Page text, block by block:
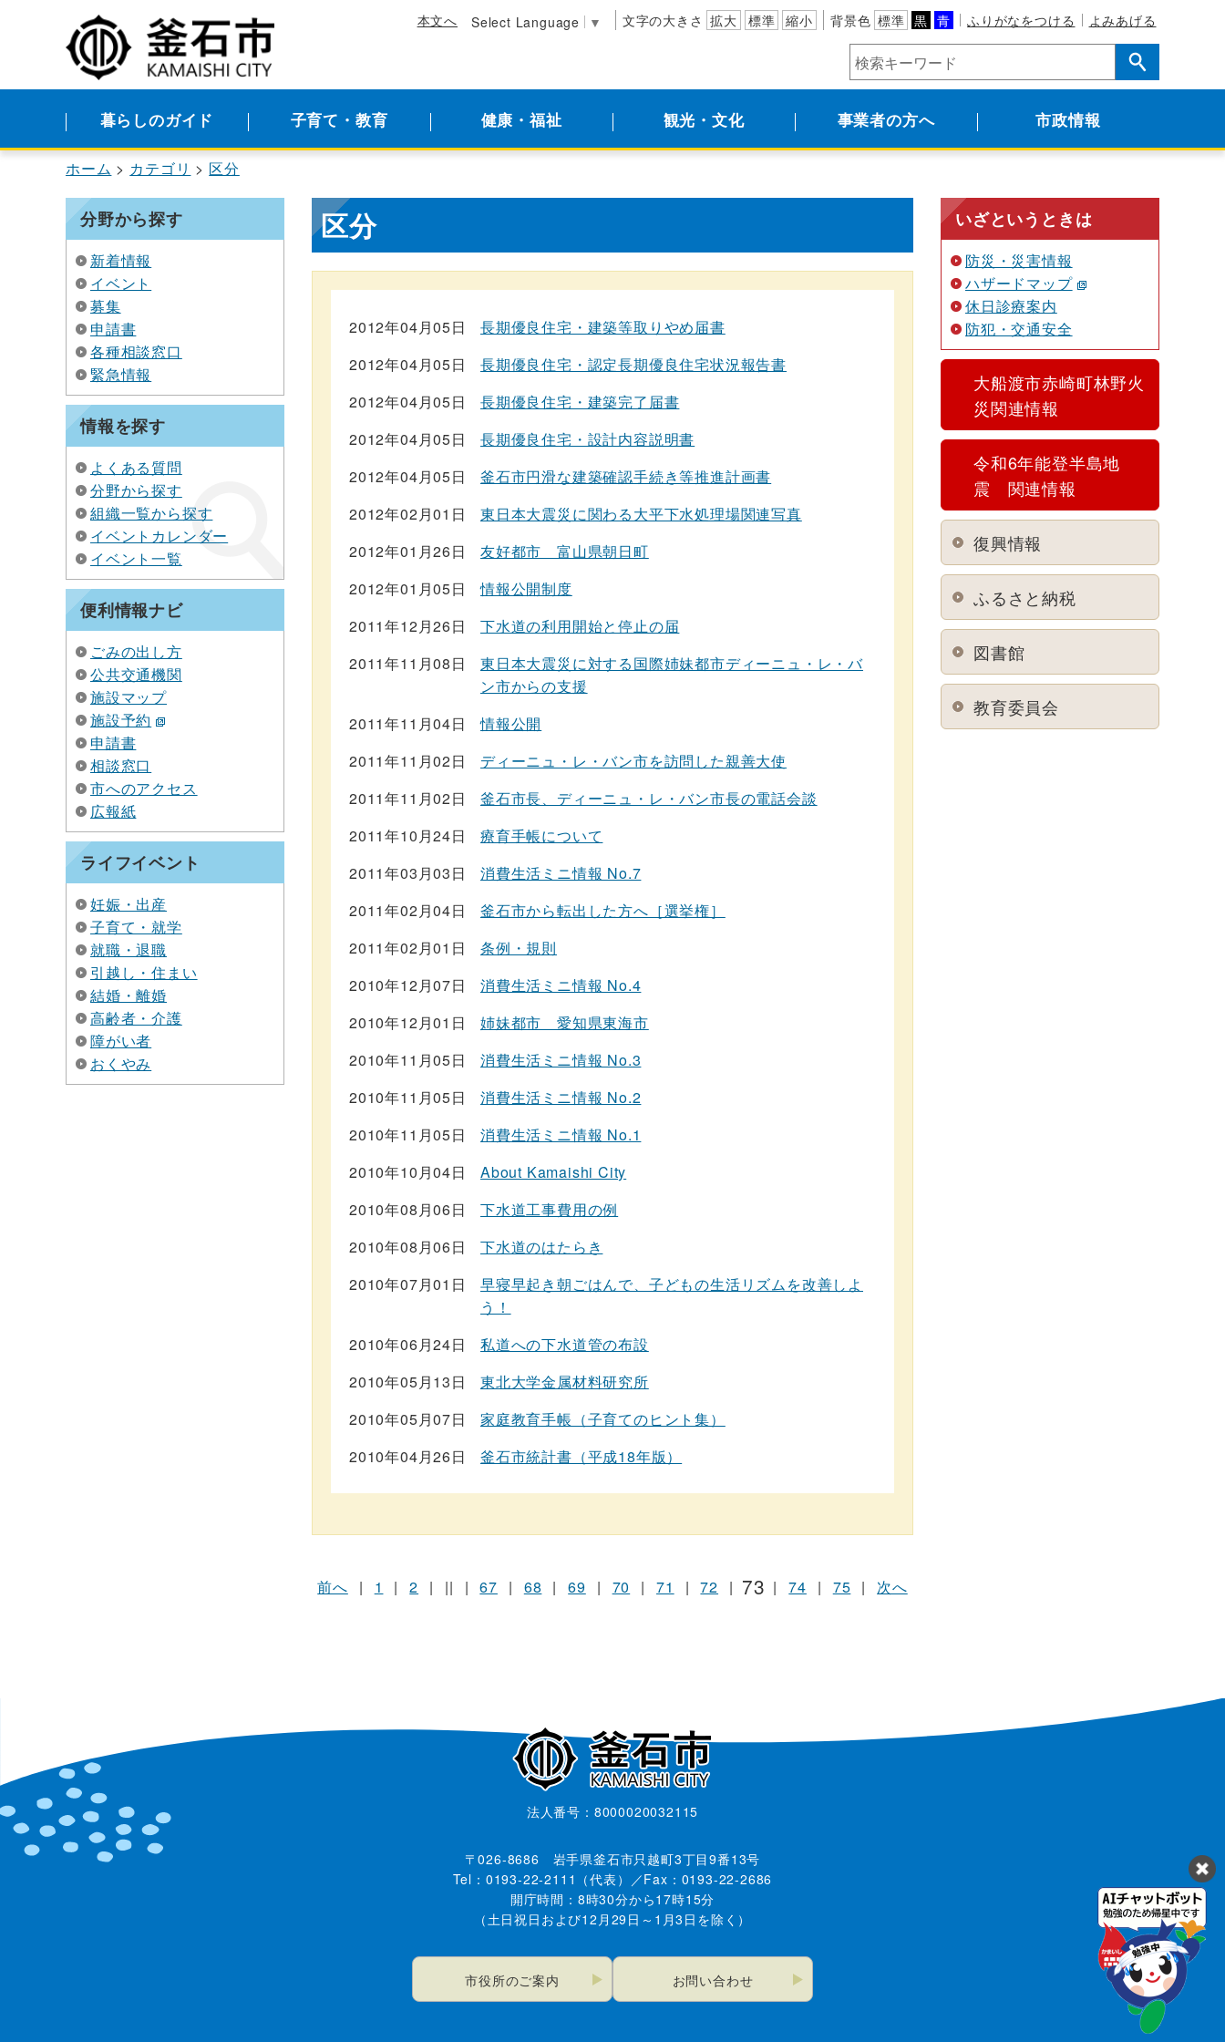
本文へ Select Language ▼ 文字の大きさ 拡大 標準 縮小 背景色 標準 黒 青 ふりがなをつける よみあげる
暮らしのガイド 子育て・教育 健康・福祉 観光・文化 事業者の方へ 市政情報
ホーム カテゴリ 区分
分野から探す
新着情報
イベント
募集
申請書
各種相談窓口
緊急情報
情報を探す
よくある質問
分野から探す
組織一覧から探す
イベントカレンダー
イベント一覧
便利情報ナビ
ごみの出し方
公共交通機関
施設マップ
施設予約
申請書
相談窓口
市へのアクセス
広報紙
ライフイベント
妊娠・出産
子育て・就学
就職・退職
引越し・住まい
結婚・離婚
高齢者・介護
障がい者
おくやみ
区分
2012年04月05日
長期優良住宅・建築等取りやめ届書
2012年04月05日
長期優良住宅・認定長期優良住宅状況報告書
2012年04月05日
長期優良住宅・建築完了届書
2012年04月05日
長期優良住宅・設計内容説明書
2012年04月05日
釜石市円滑な建築確認手続き等推進計画書
2012年02月01日
東日本大震災に関わる大平下水処理場関連写真
2012年01月26日
友好都市 富山県朝日町
2012年01月05日
情報公開制度
2011年12月26日
下水道の利用開始と停止の届
2011年11月08日
東日本大震災に対する国際姉妹都市ディーニュ・レ・バ
ン市からの支援
2011年11月04日
情報公開
2011年11月02日
ディーニュ・レ・バン市を訪問した親善大使
2011年11月02日
釜石市長、ディーニュ・レ・バン市長の電話会談
2011年10月24日
療育手帳について
2011年03月03日
消費生活ミニ情報 No.7
2011年02月04日
釜石市から転出した方へ［選挙権］
2011年02月01日
条例・規則
2010年12月07日
消費生活ミニ情報 No.4
2010年12月01日
姉妹都市 愛知県東海市
2010年11月05日
消費生活ミニ情報 No.3
2010年11月05日
消費生活ミニ情報 No.2
2010年11月05日
消費生活ミニ情報 No.1
2010年10月04日
About Kamaishi City
2010年08月06日
下水道工事費用の例
2010年08月06日
下水道のはたらき
2010年07月01日
早寝早起き朝ごはんで、子どもの生活リズムを改善しよ
う！
2010年06月24日
私道への下水道管の布設
2010年05月13日
東北大学金属材料研究所
2010年05月07日
家庭教育手帳（子育てのヒント集）
2010年04月26日
釜石市統計書（平成18年版）
前へ | 1 | 2 | || | 67 | 68 | 69 | 70 | 71 | 72 | 73 | 74 | 75 | 次へ
いざというときは
防災・災害情報
ハザードマップ
休日診療案内
防犯・交通安全
大船渡市赤崎町林野火
災関連情報
令和6年能登半島地
震 関連情報
復興情報
ふるさと納税
図書館
教育委員会
法人番号：8000020032115
〒026-8686 岩手県釜石市只越町3丁目9番13号
Tel：0193-22-2111（代表）／Fax：0193-22-2686
開庁時間：8時30分から17時15分
（土日祝日および12月29日～1月3日を除く）
市役所のご案内 お問い合わせ